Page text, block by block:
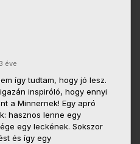
éve
így tudtam, hogy jó lesz.
inspiróló, hogy ennyi
a Minnernek! Egy apró
hasznos lenne egy
egy leckének. Sokszor
és így egy